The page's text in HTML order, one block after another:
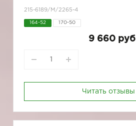
215-6189/М/2265-4
164-52 170-50
9 660 руб
Читать отзывы